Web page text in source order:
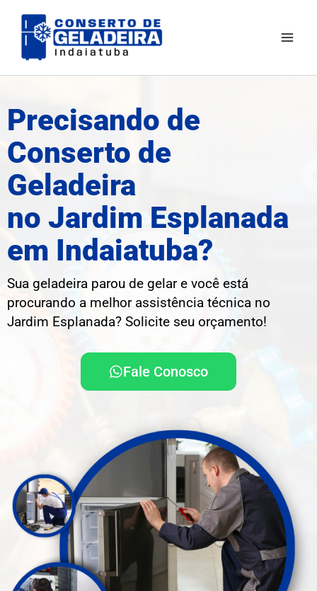
para
Precisando de
Conserto de
Geladeira
no Jardim Esplanada
em Indaiatuba?
Sua geladeira parou de gelar e você está
procurando a melhor assistência técnica no
Jardim Esplanada? Solicite seu orçamento!
Fale Conosco